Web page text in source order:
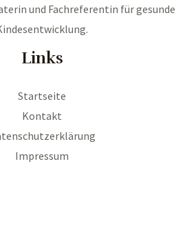
und Fachreferentin für gesunde
Links
Startseite
Kontakt
Impressum